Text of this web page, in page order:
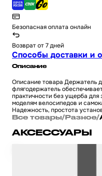
Безопасная оплата онлайн
Возврат от 7 дней
Способы доставки и
Описание
Описание товара Держатель
флягодержатель
практичности без ущерба
моделям велосипедов и
Надежность, простота
Все товары/Разное/
АКСЕССУАРЫ
Ключ замка зажигания